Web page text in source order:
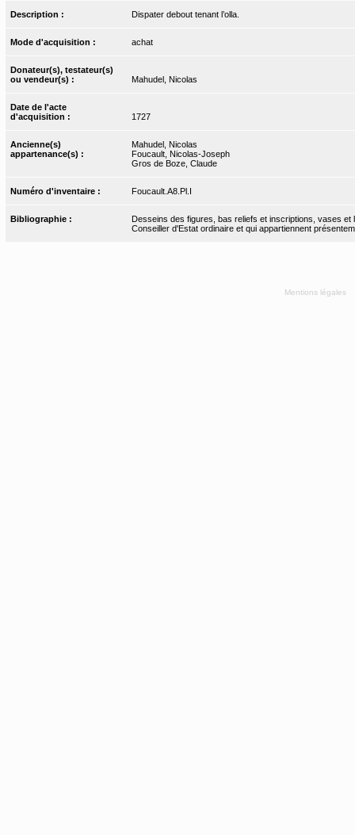
Description : Dispater debout tenant l’olla.
Mode d'acquisition : achat
Donateur(s), testateur(s)
ou vendeur(s) :
Mahudel, Nicolas
Date de l'acte
d'acquisition :
1727
Ancienne(s)
appartenance(s) :
Mahudel, Nicolas
Foucault, Nicolas-Joseph
Gros de Boze, Claude
Numéro d'inventaire : Foucault.A8.Pl.I
Bibliographie :
Desseins des figures, bas reliefs et inscriptions, vases
Conseiller d'Estat ordinaire et qui appartiennent
Mentions légales